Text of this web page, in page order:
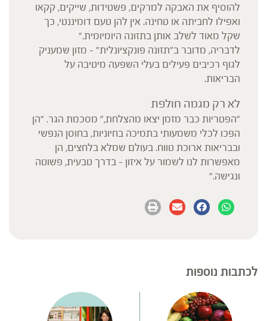
להוסיף את האבקה למרקים, פשטידות, שייקים, קקאו
ואפילו לחביתה או טחינה. אין להן טעם דומיננטי, כך
שקל מאוד לשלב אותן בתזונה היומיומית."
לדבריה, מדובר ב"תזונה פונקציונלית" – מזון שמעניק
לגוף רכיבים פעילים בעלי השפעה מיטיבה על
הבריאות.
לא רק מגמה חולפת
"הפטריות כבר מזמן יצאו מהצלחת," מסכמת הגר. "הן
הפכו לכלי משמעותי בתמיכה בחיוניות, בחוסן הנפשי
ובבריאות ארוכת טווח. בעולם שמלא בלחצים, הן
מאפשרות לנו לשמור על איזון – בדרך טבעית, פשוטה
ונגישה."
לכתבות נוספות